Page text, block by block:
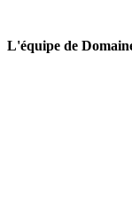
L'équipe de